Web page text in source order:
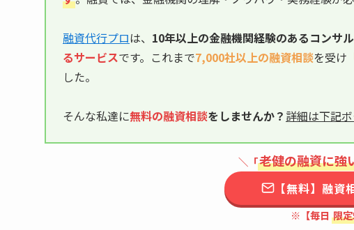
融資代行プロは、 10年以上の金融機関経験のあるコンサ
るサービスです。これまで7,000社以上の融資相談を受け
した。
そんな私達に無料の融資相談をしませんか？ 詳細は下記
＼「老健の融資に強
【無料】融資
※【毎日 限